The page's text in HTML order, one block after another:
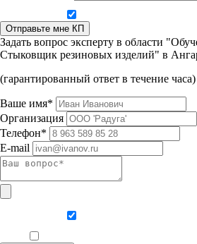
Отправьте мне КП
Задать вопрос эксперту в области
Стыковщик резиновых изделий" в
(гарантированный ответ в течение часа)
Ваше имя*
Организация
Телефон*
E-mail